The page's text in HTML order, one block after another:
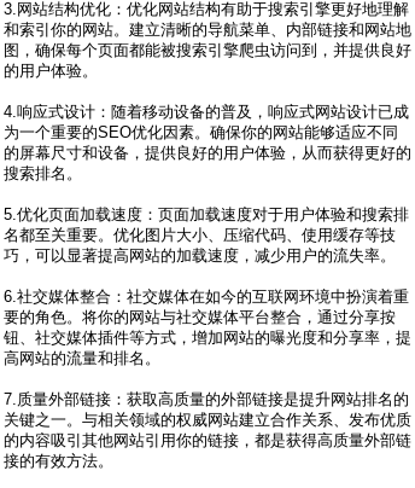
3.网站结构优化：优化网站结构有助于搜索引擎更好地理解
和索引你的网站。建立清晰的导航菜单、内部链接和网站地
图，确保每个页面都能被搜索引擎爬虫访问到，并提供良好
的用户体验。
4.响应式设计：随着移动设备的普及，响应式网站设计已成
为一个重要的SEO优化因素。确保你的网站能够适应不同
的屏幕尺寸和设备，提供良好的用户体验，从而获得更好的
搜索排名。
5.优化页面加载速度：页面加载速度对于用户体验和搜索排
名都至关重要。优化图片大小、压缩代码、使用缓存等技
巧，可以显著提高网站的加载速度，减少用户的流失率。
6.社交媒体整合：社交媒体在如今的互联网环境中扮演着重
要的角色。将你的网站与社交媒体平台整合，通过分享按
钮、社交媒体插件等方式，增加网站的曝光度和分享率，提
高网站的流量和排名。
7.质量外部链接：获取高质量的外部链接是提升网站排名的
关键之一。与相关领域的权威网站建立合作关系、发布优质
的内容吸引其他网站引用你的链接，都是获得高质量外部链
接的有效方法。